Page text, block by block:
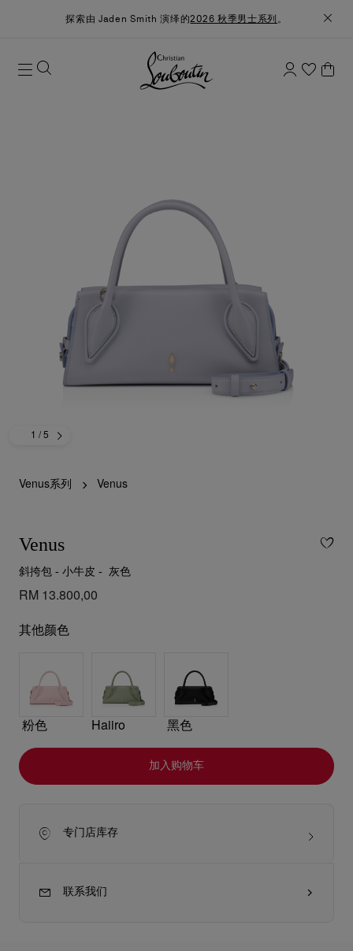
探索由 Jaden Smith 演绎的2026 秋季男士系列 。
1 / 5
Venus系列 Venus
Venus
斜挎包 - 小牛皮 - 灰色
RM 13.800,00
其他颜色
粉色 Haiiro 黑色
加入购物车
专门店库存
联系我们